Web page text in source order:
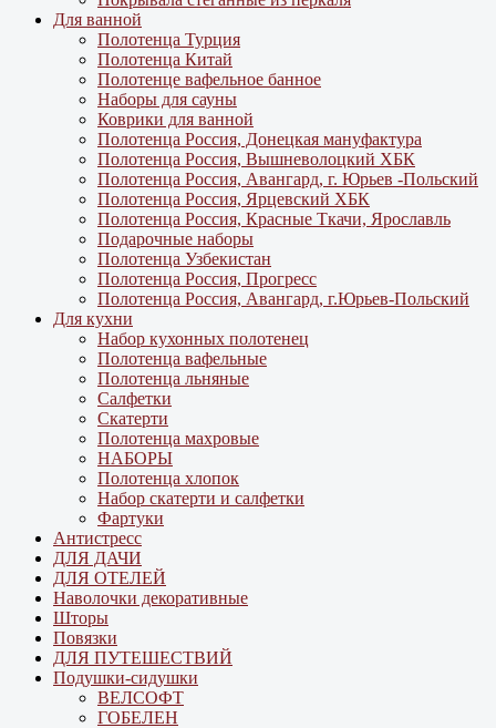
Для ванной
Полотенца Турция
Полотенца Китай
Полотенце вафельное банное
Наборы для сауны
Коврики для ванной
Полотенца Россия, Донецкая мануфактура
Полотенца Россия, Вышневолоцкий ХБК
Полотенца Россия, Авангард, г. Юрьев -Польский
Полотенца Россия, Ярцевский ХБК
Полотенца Россия, Красные Ткачи, Ярославль
Подарочные наборы
Полотенца Узбекистан
Полотенца Россия, Прогресс
Полотенца Россия, Авангард, г.Юрьев-Польский
Для кухни
Набор кухонных полотенец
Полотенца вафельные
Полотенца льняные
Салфетки
Скатерти
Полотенца махровые
НАБОРЫ
Полотенца хлопок
Набор скатерти и салфетки
Фартуки
Антистресс
ДЛЯ ДАЧИ
ДЛЯ ОТЕЛЕЙ
Наволочки декоративные
Шторы
Повязки
ДЛЯ ПУТЕШЕСТВИЙ
Подушки-сидушки
ВЕЛСОФТ
ГОБЕЛЕН